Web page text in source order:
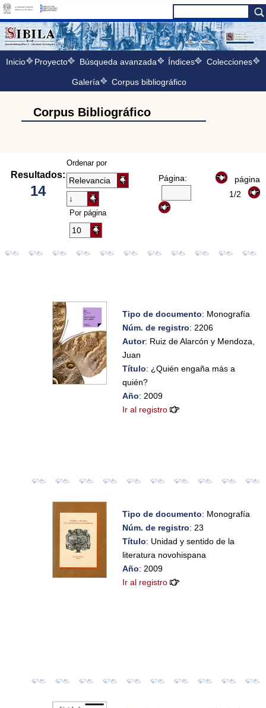
Inicio Proyecto Búsqueda avanzada Índices Colecciones
Galería Corpus bibliográfico
Corpus Bibliográfico
Resultados:
14
Ordenar por
Por página
Página:
página
1/2
Tipo de documento: Monografía
Núm. de registro: 2206
Autor: Ruiz de Alarcón y Mendoza,
Juan
Título: ¿Quién engaña más a
quién?
Año: 2009
Ir al registro
Tipo de documento: Monografía
Núm. de registro: 23
Título: Unidad y sentido de la
literatura novohispana
Año: 2009
Ir al registro